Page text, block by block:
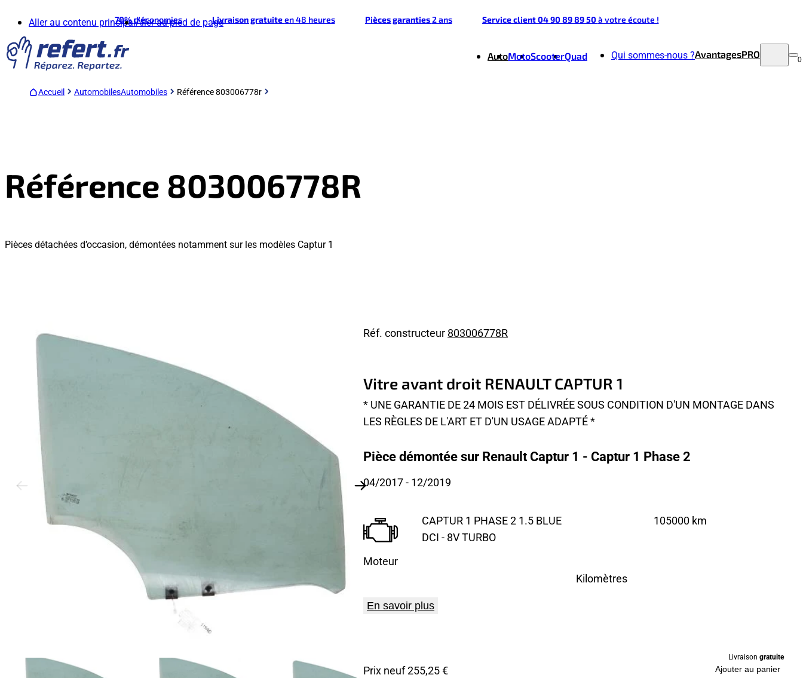
Aller au contenu principalAller au pied de page
70%d'économies Livraison gratuiteen 48 heures Pièces garanties2 ans Service client 04 90 89 89 50à votre écoute !
AutoMotoScooterQuad Qui sommes-nous ?AvantagesPRO 0
Accueil AutomobilesAutomobiles Référence 803006778r
Référence 803006778R
Pièces détachées d’occasion, démontées notamment sur les modèles Captur 1
Réf. constructeur 803006778R
Vitre avant droit RENAULT CAPTUR 1
* UNE GARANTIE DE 24 MOIS EST DÉLIVRÉE SOUS CONDITION D'UN MONTAGE DANS
LES RÈGLES DE L'ART ET D'UN USAGE ADAPTÉ *
Pièce démontée sur Renault Captur 1 - Captur 1 Phase 2
04/2017- 12/2019
Moteur
CAPTUR 1 PHASE 2 1.5 BLUE
DCI - 8V TURBO
Kilomètres
105000 km
En savoir plus
Prix neuf 255,25 €
Livraison gratuite
Ajouter au panier